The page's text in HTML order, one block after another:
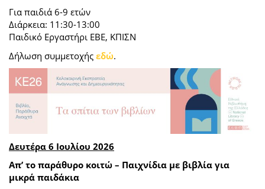
Για παιδιά 6-9 ετών
Διάρκεια: 11:30-13:00
Παιδικό Εργαστήρι ΕΒΕ, ΚΠΙΣΝ
Δήλωση συμμετοχής εδώ.
Δευτέρα 6 Ιουλίου 2026
Απ’ το παράθυρο κοιτώ – Παιχνίδια με βιβλία για
μικρά παιδάκια